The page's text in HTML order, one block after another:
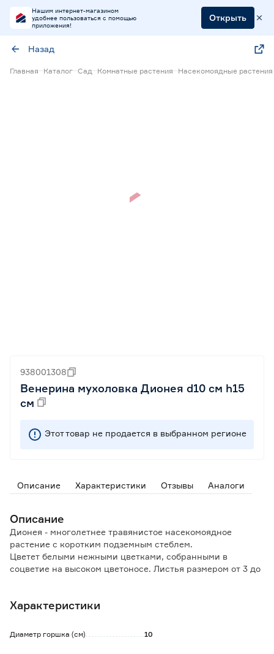
Нашим интернет-магазином
удобнее пользоваться с помощью
приложения!
Открыть
Назад
Главная Каталог Сад Комнатные растения Насекомоядные растения
938001308
Венерина мухоловка Дионея d10 см h15
см
Этот товар не продается в выбранном регионе
Описание Характеристики Отзывы Аналоги
Описание
Дионея - многолетнее травянистое насекомоядное
растение с коротким подземным стеблем.
Цветет белыми нежными цветками, собранными в
соцветие на высоком цветоносе. Листья размером от 3 до
в почвах с недостатком азота, таких как сфагновые
Листья удлиненные, на конце сформирована хлопушка из
Характеристики
Диаметр горшка (см) 10